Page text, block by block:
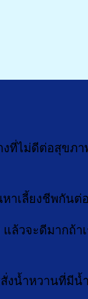
ที่ไม่ดีต่อสุขภ
าเลี้ยงชีพกันต่
ล้วจะดีมากถ้า
งน้ำหวานที่มีน้